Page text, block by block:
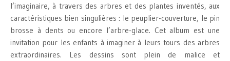
l’imaginaire, à travers des arbres et des plantes inventés, aux
caractéristiques bien singulières : le peuplier-couverture, le pin
brosse à dents ou encore l’arbre-glace. Cet album est une
invitation pour les enfants à imaginer à leurs tours des arbres
extraordinaires. Les dessins sont plein de malice et